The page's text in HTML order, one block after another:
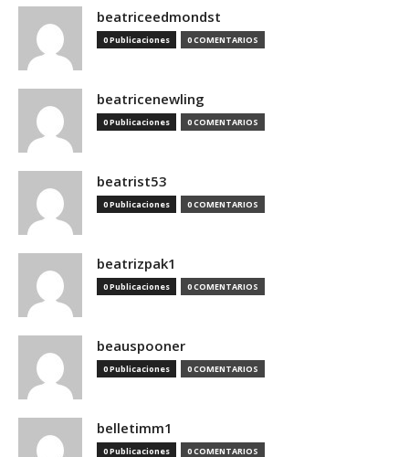
beatriceedmondst
0 Publicaciones 0 COMENTARIOS
beatricenewling
0 Publicaciones 0 COMENTARIOS
beatrist53
0 Publicaciones 0 COMENTARIOS
beatrizpak1
0 Publicaciones 0 COMENTARIOS
beauspooner
0 Publicaciones 0 COMENTARIOS
belletimm1
0 Publicaciones 0 COMENTARIOS